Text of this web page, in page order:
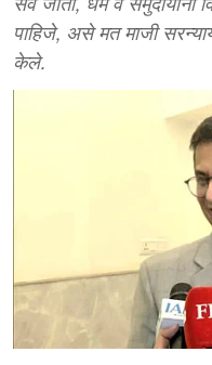
पाहिजे, असे मत माजी
केले.